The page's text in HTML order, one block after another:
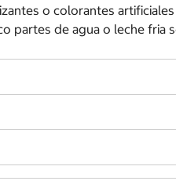
o colorantes
partes de agua o leche